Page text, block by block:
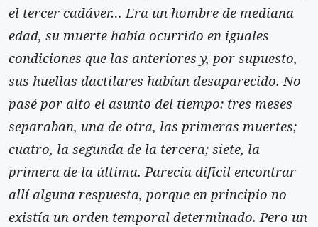
el tercer cadáver… Era un hombre de mediana
edad, su muerte había ocurrido en iguales
condiciones que las anteriores y, por supuesto,
sus huellas dactilares habían desaparecido. No
pasé por alto el asunto del tiempo: tres meses
separaban, una de otra, las primeras muertes;
cuatro, la segunda de la tercera; siete, la
primera de la última. Parecía difícil encontrar
allí alguna respuesta, porque en principio no
existía un orden temporal determinado. Pero un